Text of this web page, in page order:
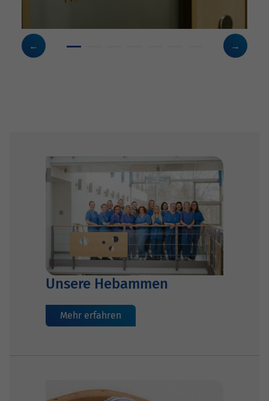
Unsere Hebammen
Mehr erfahren